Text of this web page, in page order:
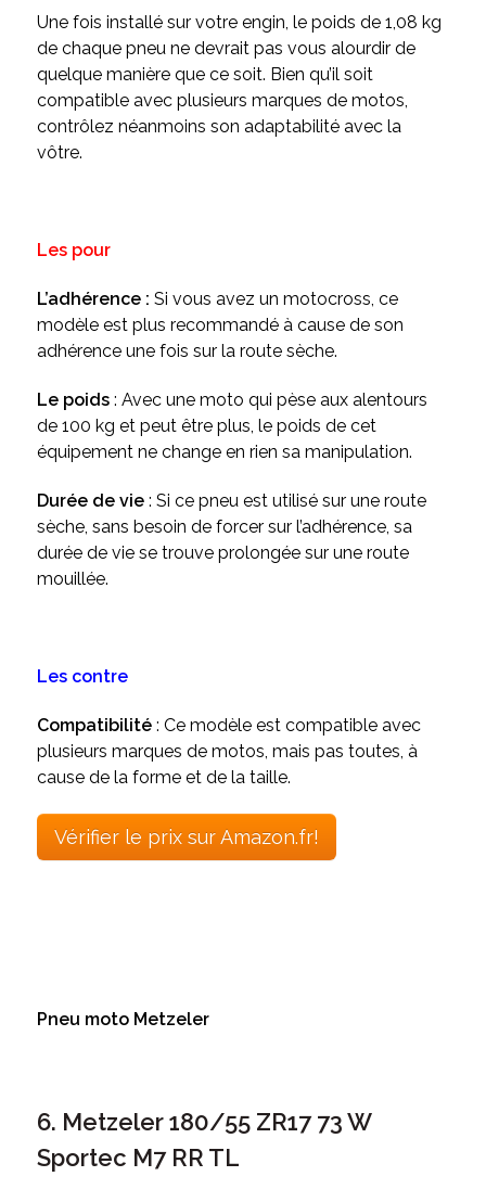
Une fois installé sur votre engin, le poids de 1,08 kg
de chaque pneu ne devrait pas vous alourdir de
quelque manière que ce soit. Bien qu’il soit
compatible avec plusieurs marques de motos,
contrôlez néanmoins son adaptabilité avec la
vôtre.
Les pour
L’adhérence : Si vous avez un motocross, ce
modèle est plus recommandé à cause de son
adhérence une fois sur la route sèche.
Le poids: Avec une moto qui pèse aux alentours
de 100 kg et peut être plus, le poids de cet
équipement ne change en rien sa manipulation.
Durée de vie: Si ce pneu est utilisé sur une route
sèche, sans besoin de forcer sur l’adhérence, sa
durée de vie se trouve prolongée sur une route
mouillée.
Les contre
Compatibilité: Ce modèle est compatible avec
plusieurs marques de motos, mais pas toutes, à
cause de la forme et de la taille.
Vérifier le prix sur Amazon.fr!
Pneu moto Metzeler
6. Metzeler 180/55 ZR17 73 W
Sportec M7 RR TL